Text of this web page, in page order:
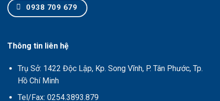
0938 709 679
Thông tin liên hệ
Trụ Sở: 1422 Độc Lập, Kp. Song Vĩnh, P. Tân Phước, Tp.
Hồ Chí Minh
Tel/Fax: 0254.3893.879